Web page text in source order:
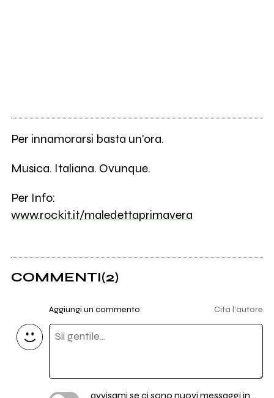
Sikitikis
SansPapier
feelglass
Lexus 1
Per innamorarsi basta un'ora.
Musica. Italiana. Ovunque.
Per Info:
www.rockit.it/maledettaprimavera
COMMENTI(2)
Aggiungi un commento Cita l'autore
avvisami se ci sono nuovi messaggi in